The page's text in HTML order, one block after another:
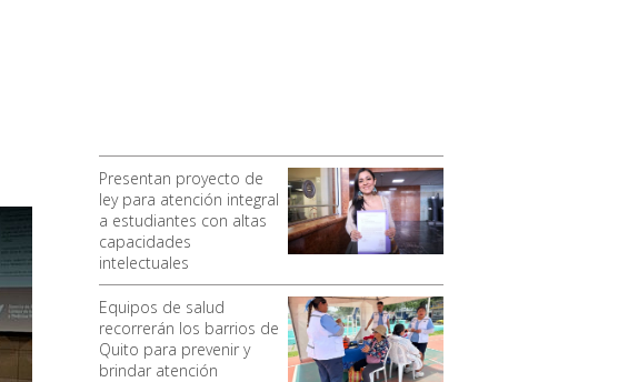
Presentan proyecto de
ley para atención integral
a estudiantes con altas
capacidades
intelectuales
Equipos de salud
recorrerán los barrios de
Quito para prevenir y
brindar atención